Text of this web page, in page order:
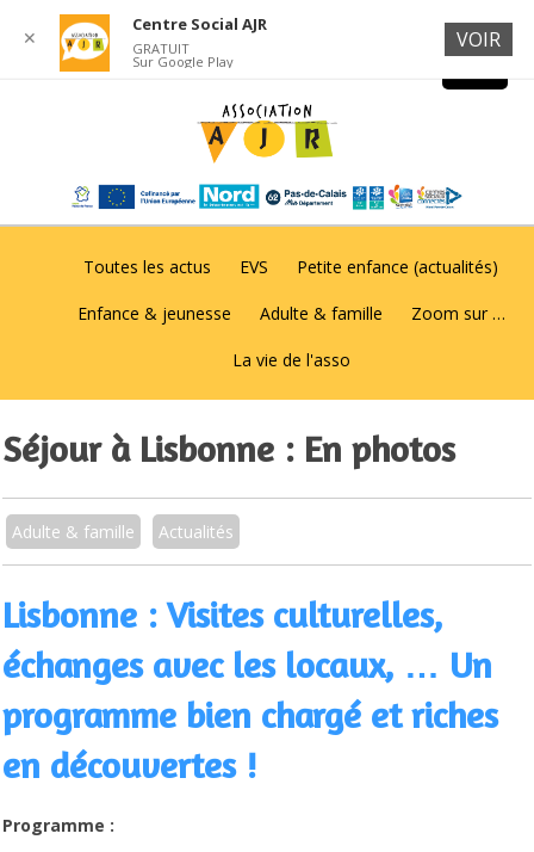
Toutes les actus EVS Petite enfance (actualités)
Enfance & jeunesse Adulte & famille Zoom sur …
La vie de l'asso
Séjour à Lisbonne : En photos
Adulte & famille Actualités
Lisbonne : Visites culturelles,
échanges avec les locaux, … Un
programme bien chargé et riches
en découvertes !
Programme :
✕
Centre Social AJR
GRATUIT
Sur Google Play
VOIR